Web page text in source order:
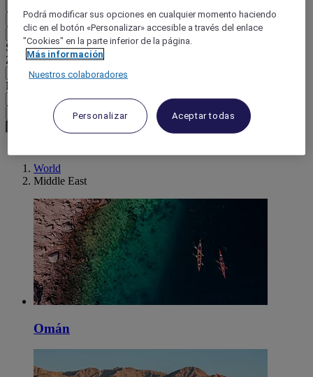
EUR (€)
Atrás
Seleccione su moneda a continuación
Zona geográfica
Moneda
Confirmar mi moneda
World
Middle East
Omán
Podrá modificar sus opciones en cualquier momento haciendo
clic en el botón «Personalizar» accesible a través del enlace
"Cookies" en la parte inferior de la página.
Más información
Nuestros colaboradores
Personalizar Aceptar todas